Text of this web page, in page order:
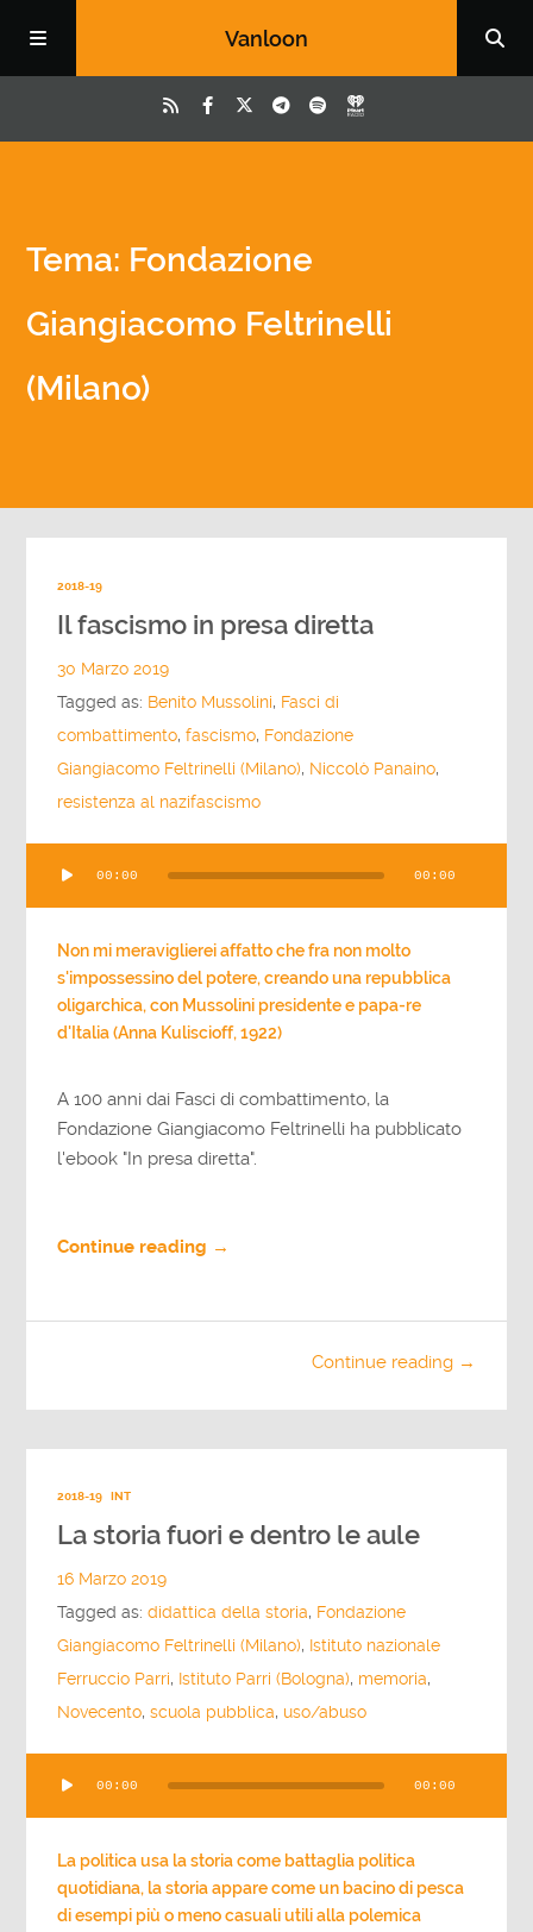
Vanloon
Tema: Fondazione
Giangiacomo Feltrinelli
(Milano)
2018-19
Il fascismo in presa diretta
30 Marzo 2019
Tagged as: Benito Mussolini, Fasci di
combattimento,fascismo, Fondazione
Giangiacomo Feltrinelli (Milano), Niccolò Panaino,
resistenza al nazifascismo
Player
00:00 00:00
Non mi meraviglierei affatto che fra non molto
s'impossessino del potere, creando una repubblica
oligarchica, con Mussolini presidente e papa-re
d'Italia (Anna Kuliscioff, 1922)
A 100 anni dai Fasci di combattimento, la
Fondazione Giangiacomo Feltrinelli ha pubblicato
l'ebook "In presa diretta".
Continue reading →
Continue reading →
2018-19 INT
La storia fuori e dentro le aule
16 Marzo 2019
Tagged as:didattica della storia, Fondazione
Giangiacomo Feltrinelli (Milano), Istituto nazionale
Ferruccio Parri, Istituto Parri (Bologna), memoria,
Novecento,scuola pubblica, uso/abuso
Player
00:00 00:00
La politica usa la storia come battaglia politica
quotidiana, la storia appare come un bacino di pesca
di esempi più o meno casuali utili alla polemica